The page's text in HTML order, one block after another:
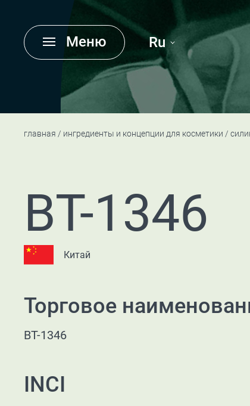
Меню Ru
главная ингредиенты и концепции для косметики
BT-1346
Китай
Торговое
BT-1346
INCI